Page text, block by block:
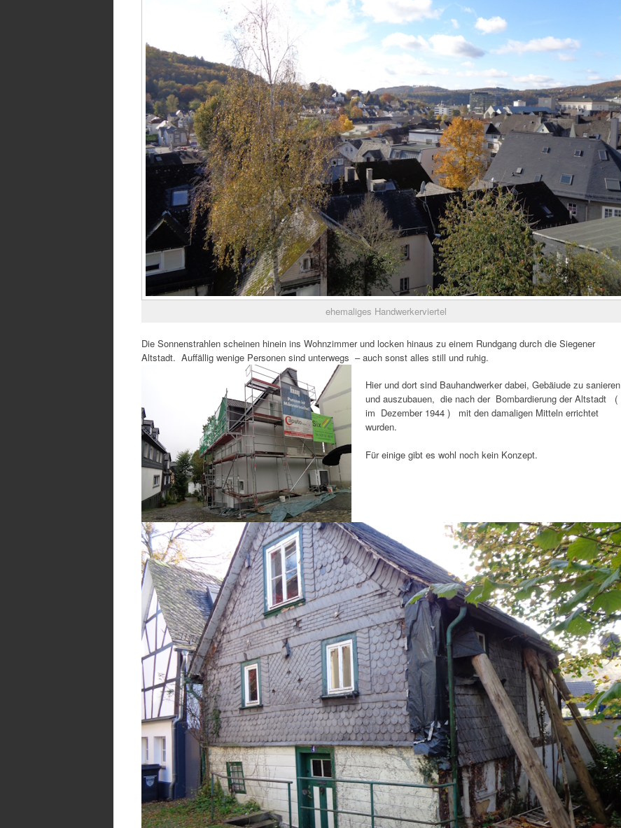
ehemaliges Handwerkerviertel
Die Sonnenstrahlen scheinen hinein ins Wohnzimmer und locken hinaus zu einem Rundgang durch die Siegener
Altstadt. Auffällig wenige Personen sind unterwegs – auch sonst alles still und ruhig.
Hier und dort sind Bauhandwerker dabei, Gebäiude zu sanieren
und auszubauen, die nach der Bombardierung der Altstadt (
im Dezember 1944 ) mit den damaligen Mitteln errichtet
wurden.
Für einige gibt es wohl noch kein Konzept.